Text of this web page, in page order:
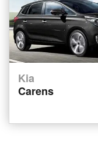
Kia
Carens